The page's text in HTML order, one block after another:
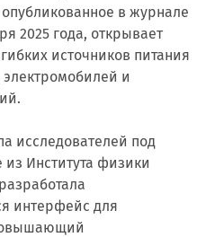
в журнале
2025 года, открывает
источников питания
и
исследователей под
Института физики
интерфейс для